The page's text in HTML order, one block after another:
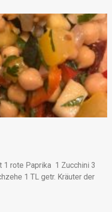
1 rote Paprika 1 Zucchini 3
1 TL getr. Kräuter der